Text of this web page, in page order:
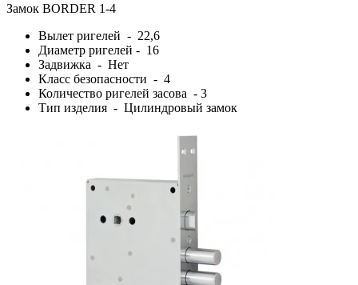
Замок BORDER 1-4
Вылет ригелей - 22,6
Диаметр ригелей - 16
Задвижка - Нет
Класс безопасности - 4
Количество ригелей засова - 3
Тип изделия - Цилиндровый замок